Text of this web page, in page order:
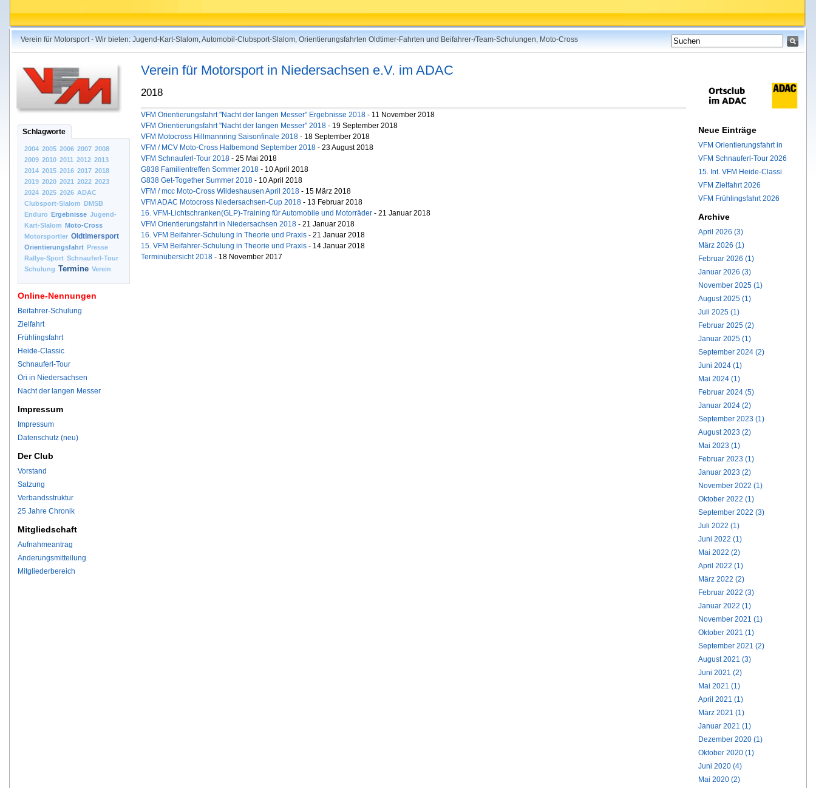
Verein für Motorsport - Wir bieten: Jugend-Kart-Slalom, Automobil-Clubsport-Slalom, Orientierungsfahrten Oldtimer-Fahrten und Beifahrer-/Team-Schulungen, Moto-Cross
Schlagworte
2004 2005 2006 2007 2008
2009 2010 2011 2012 2013
2014 2015 2016 2017 2018
2019 2020 2021 2022 2023
2024 2025 2026 ADAC
Clubsport-Slalom DMSB
Enduro Ergebnisse Jugend-
Kart-Slalom Moto-Cross
Motorsportler Oldtimersport
Orientierungsfahrt Presse
Rallye-Sport Schnauferl-Tour
Schulung Termine Verein
Online-Nennungen
Beifahrer-Schulung
Zielfahrt
Frühlingsfahrt
Heide-Classic
Schnauferl-Tour
Ori in Niedersachsen
Nacht der langen Messer
Impressum
Impressum
Datenschutz (neu)
Der Club
Vorstand
Satzung
Verbandsstruktur
25 Jahre Chronik
Mitgliedschaft
Aufnahmeantrag
Änderungsmitteilung
Mitgliederbereich
Verein für Motorsport in Niedersachsen e.V. im ADAC
2018
VFM Orientierungsfahrt "Nacht der langen Messer" Ergebnisse 2018 - 11 November 2018
VFM Orientierungsfahrt "Nacht der langen Messer" 2018 - 19 September 2018
VFM Motocross Hillmannring Saisonfinale 2018 - 18 September 2018
VFM / MCV Moto-Cross Halbemond September 2018 - 23 August 2018
VFM Schnauferl-Tour 2018 - 25 Mai 2018
G838 Familientreffen Sommer 2018 - 10 April 2018
G838 Get-Together Summer 2018 - 10 April 2018
VFM / mcc Moto-Cross Wildeshausen April 2018 - 15 März 2018
VFM ADAC Motocross Niedersachsen-Cup 2018 - 13 Februar 2018
16. VFM-Lichtschranken(GLP)-Training für Automobile und Motorräder - 21 Januar 2018
VFM Orientierungsfahrt in Niedersachsen 2018 - 21 Januar 2018
16. VFM Beifahrer-Schulung in Theorie und Praxis - 21 Januar 2018
15. VFM Beifahrer-Schulung in Theorie und Praxis - 14 Januar 2018
Terminübersicht 2018 - 18 November 2017
Neue Einträge
VFM Orientierungsfahrt in
VFM Schnauferl-Tour 2026
15. Int. VFM Heide-Classi
VFM Zielfahrt 2026
VFM Frühlingsfahrt 2026
Archive
April 2026 (3)
März 2026 (1)
Februar 2026 (1)
Januar 2026 (3)
November 2025 (1)
August 2025 (1)
Juli 2025 (1)
Februar 2025 (2)
Januar 2025 (1)
September 2024 (2)
Juni 2024 (1)
Mai 2024 (1)
Februar 2024 (5)
Januar 2024 (2)
September 2023 (1)
August 2023 (2)
Mai 2023 (1)
Februar 2023 (1)
Januar 2023 (2)
November 2022 (1)
Oktober 2022 (1)
September 2022 (3)
Juli 2022 (1)
Juni 2022 (1)
Mai 2022 (2)
April 2022 (1)
März 2022 (2)
Februar 2022 (3)
Januar 2022 (1)
November 2021 (1)
Oktober 2021 (1)
September 2021 (2)
August 2021 (3)
Juni 2021 (2)
Mai 2021 (1)
April 2021 (1)
März 2021 (1)
Januar 2021 (1)
Dezember 2020 (1)
Oktober 2020 (1)
Juni 2020 (4)
Mai 2020 (2)